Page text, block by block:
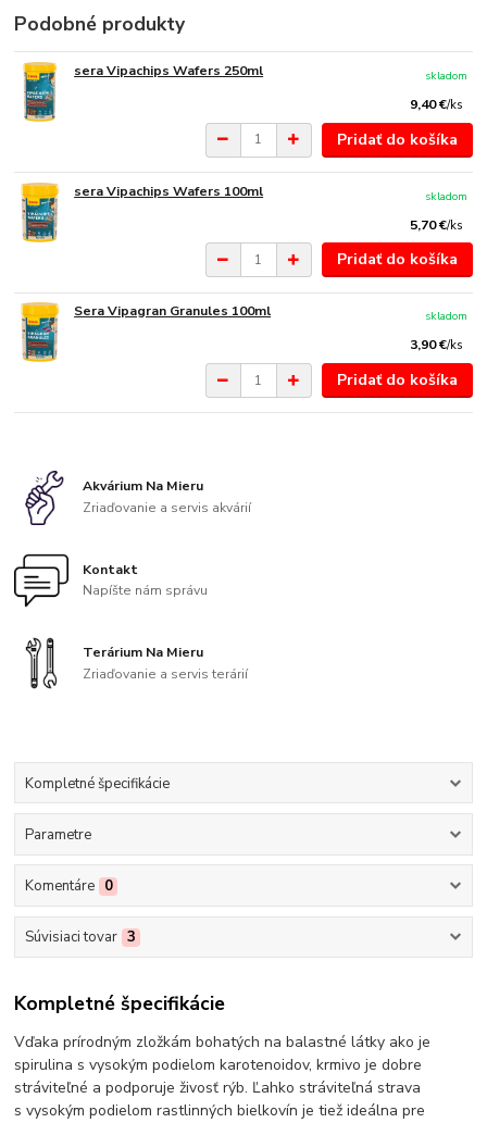
Podobné produkty
sera Vipachips Wafers 250ml
9,40 €/ks
skladom
Pridať do košíka
sera Vipachips Wafers 100ml
5,70 €/ks
skladom
Pridať do košíka
Sera Vipagran Granules 100ml
3,90 €/ks
skladom
Pridať do košíka
Akvárium Na Mieru
Zriaďovanie a servis akvárií
Kontakt
Napíšte nám správu
Terárium Na Mieru
Zriaďovanie a servis terárií
Kompletné špecifikácie
Parametre
Komentáre 0
Súvisiaci tovar 3
Kompletné špecifikácie
Vďaka prírodným zložkám bohatých na balastné látky ako je
spirulina s vysokým podielom karotenoidov, krmivo je dobre
stráviteľné a podporuje živosť rýb. Ľahko stráviteľná strava
s vysokým podielom rastlinných bielkovín je tiež ideálna pre